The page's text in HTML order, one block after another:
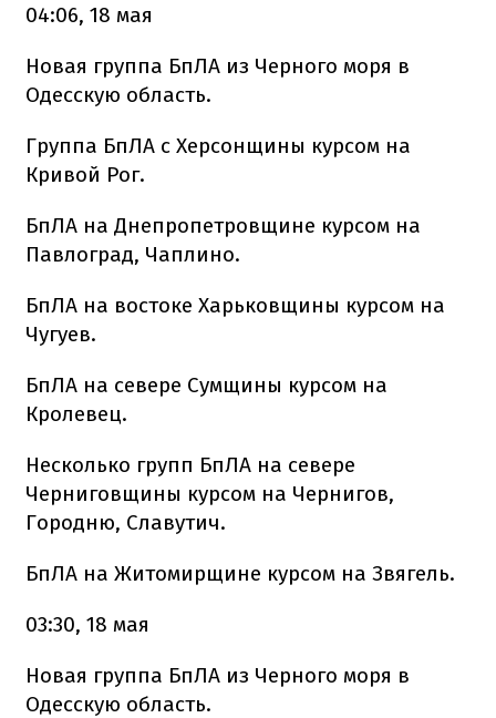
04:06, 18 мая
Новая группа БпЛА из Черного моря в
Одесскую область.
Группа БпЛА с Херсонщины курсом на
Кривой Рог.
БпЛА на Днепропетровщине курсом на
Павлоград, Чаплино.
БпЛА на востоке Харьковщины курсом на
Чугуев.
БпЛА на севере Сумщины курсом на
Кролевец.
Несколько групп БпЛА на севере
Черниговщины курсом на Чернигов,
Городню, Славутич.
БпЛА на Житомирщине курсом на Звягель.
03:30, 18 мая
Новая группа БпЛА из Черного моря в
Одесскую область.